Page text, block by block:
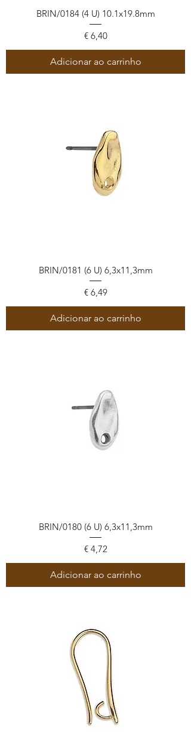
BRIN/0184 (4 U) 10.1x19.8mm
Preço
€ 6,40
Adicionar ao carrinho
BRIN/0181 (6 U) 6,3x11,3mm
Preço
€ 6,49
Adicionar ao carrinho
BRIN/0180 (6 U) 6,3x11,3mm
Preço
€ 4,72
Adicionar ao carrinho